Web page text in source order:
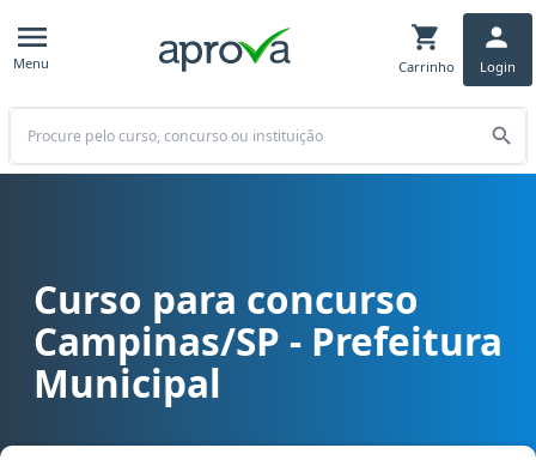
Menu Carrinho Login
Buscar
Curso para concurso Campinas/SP - Prefeitura Municipal cargo
Curso para concurso
Campinas/SP - Prefeitura
Municipal